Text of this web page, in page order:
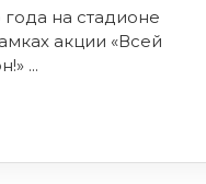
года на стадионе
акции «Всей
...